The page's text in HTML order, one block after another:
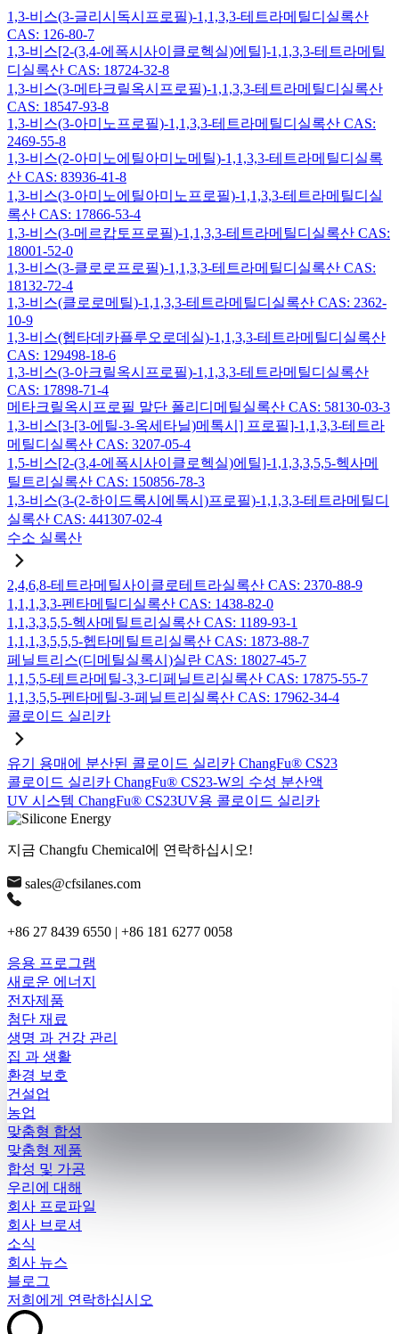
1,3-비스(3-글리시독시프로필)-1,1,3,3-테트라메틸디실록산
CAS: 126-80-7
1,3-비스[2-(3,4-에폭시사이클로헥실)에틸]-1,1,3,3-테트라메틸
디실록산 CAS: 18724-32-8
1,3-비스(3-메타크릴옥시프로필)-1,1,3,3-테트라메틸디실록산
CAS: 18547-93-8
1,3-비스(3-아미노프로필)-1,1,3,3-테트라메틸디실록산 CAS:
2469-55-8
1,3-비스(2-아미노에틸아미노메틸)-1,1,3,3-테트라메틸디실록
산 CAS: 83936-41-8
1,3-비스(3-아미노에틸아미노프로필)-1,1,3,3-테트라메틸디실
록산 CAS: 17866-53-4
1,3-비스(3-메르캅토프로필)-1,1,3,3-테트라메틸디실록산 CAS:
18001-52-0
1,3-비스(3-클로로프로필)-1,1,3,3-테트라메틸디실록산 CAS:
18132-72-4
1,3-비스(클로로메틸)-1,1,3,3-테트라메틸디실록산 CAS: 2362-
10-9
1,3-비스(헵타데카플루오로데실)-1,1,3,3-테트라메틸디실록산
CAS: 129498-18-6
1,3-비스(3-아크릴옥시프로필)-1,1,3,3-테트라메틸디실록산
CAS: 17898-71-4
메타크릴옥시프로필 말단 폴리디메틸실록산 CAS: 58130-03-3
1,3-비스[3-[3-에틸-3-옥세타닐)메톡시] 프로필]-1,1,3,3-테트라
메틸디실록산 CAS: 3207-05-4
1,5-비스[2-(3,4-에폭시사이클로헥실)에틸]-1,1,3,3,5,5-헥사메
틸트리실록산 CAS: 150856-78-3
1,3-비스(3-(2-하이드록시에톡시)프로필)-1,1,3,3-테트라메틸디
실록산 CAS: 441307-02-4
수소 실록산
2,4,6,8-테트라메틸사이클로테트라실록산 CAS: 2370-88-9
1,1,1,3,3-펜타메틸디실록산 CAS: 1438-82-0
1,1,3,3,5,5-헥사메틸트리실록산 CAS: 1189-93-1
1,1,1,3,5,5,5-헵타메틸트리실록산 CAS: 1873-88-7
페닐트리스(디메틸실록시)실란 CAS: 18027-45-7
1,1,5,5-테트라메틸-3,3-디페닐트리실록산 CAS: 17875-55-7
1,1,3,5,5-펜타메틸-3-페닐트리실록산 CAS: 17962-34-4
콜로이드 실리카
유기 용매에 분산된 콜로이드 실리카 ChangFu® CS23
콜로이드 실리카 ChangFu® CS23-W의 수성 분산액
UV 시스템 ChangFu® CS23UV용 콜로이드 실리카
지금 Changfu Chemical에 연락하십시오!
sales@cfsilanes.com
+86 27 8439 6550 | +86 181 6277 0058
응용 프로그램
새로운 에너지
전자제품
첨단 재료
생명 과 건강 관리
집 과 생활
환경 보호
건설업
농업
맞춤형 합성
맞춤형 제품
합성 및 가공
우리에 대해
회사 프로파일
회사 브로셔
소식
회사 뉴스
블로그
저희에게 연락하십시오